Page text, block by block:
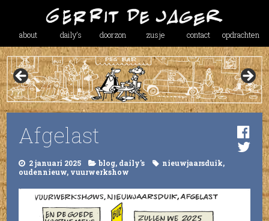
about daily’s doorzon zusje contact opdrachten
Afgelast
2 januari 2025 blog, daily's nieuwjaarsduik,
oudennieuw, vuurwerkshow